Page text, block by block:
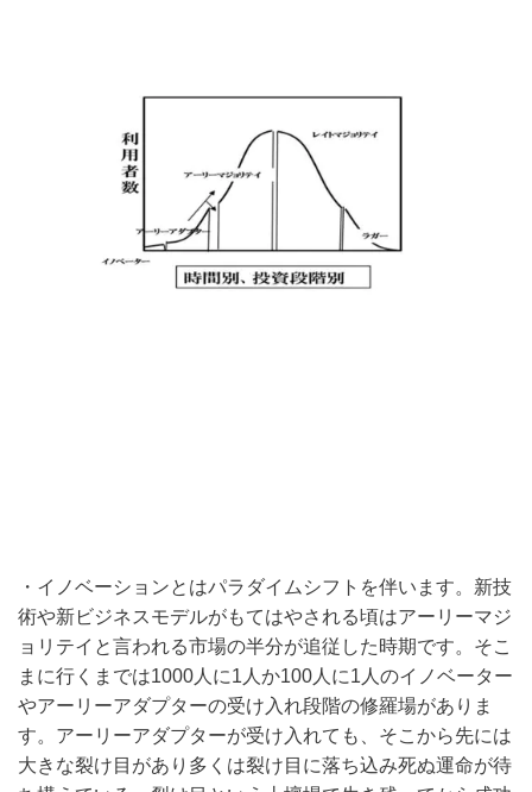
・イノベーションとはパラダイムシフトを伴います。新技
術や新ビジネスモデルがもてはやされる頃はアーリーマジ
ョリテイと言われる市場の半分が追従した時期です。そこ
まに行くまでは1000人に1人か100人に1人のイノベーター
やアーリーアダプターの受け入れ段階の修羅場がありま
す。アーリーアダプターが受け入れても、そこから先には
大きな裂け目があり多くは裂け目に落ち込み死ぬ運命が待